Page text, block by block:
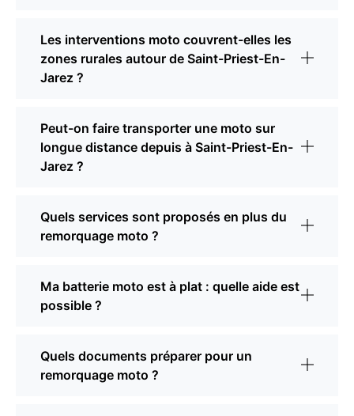
Les interventions moto couvrent-elles les
zones rurales autour de Saint-Priest-En-
Jarez ?
Peut-on faire transporter une moto sur
longue distance depuis à Saint-Priest-En-
Jarez ?
Quels services sont proposés en plus du
remorquage moto ?
Ma batterie moto est à plat : quelle aide est
possible ?
Quels documents préparer pour un
remorquage moto ?